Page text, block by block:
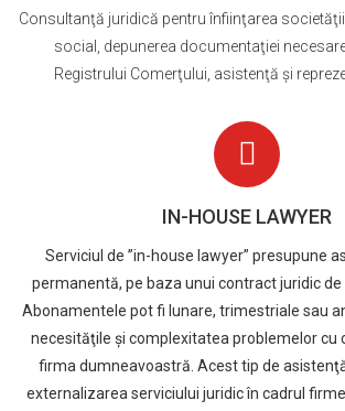
Consultanţă juridică pentru înfiinţarea
social, depunerea documentaţiei
Registrului Comerţului, asistenţă şi
IN-HOUSE LAWYER
Serviciul de ”in-house lawyer” presupune
permanentă, pe baza unui contract juridic de
Abonamentele pot fi lunare, trimestriale sau
necesităţile şi complexitatea problemelor cu
firma dumneavoastră. Acest tip de
externalizarea serviciului juridic în cadrul